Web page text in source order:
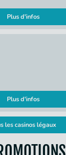
Plus d'infos
Plus d'infos
les casinos légaux